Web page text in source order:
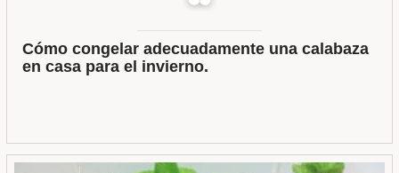
Cómo congelar adecuadamente una calabaza
en casa para el invierno.